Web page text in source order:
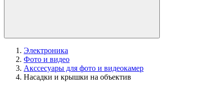
Электроника
Фото и видео
Акссесуары для фото и видеокамер
Насадки и крышки на объектив